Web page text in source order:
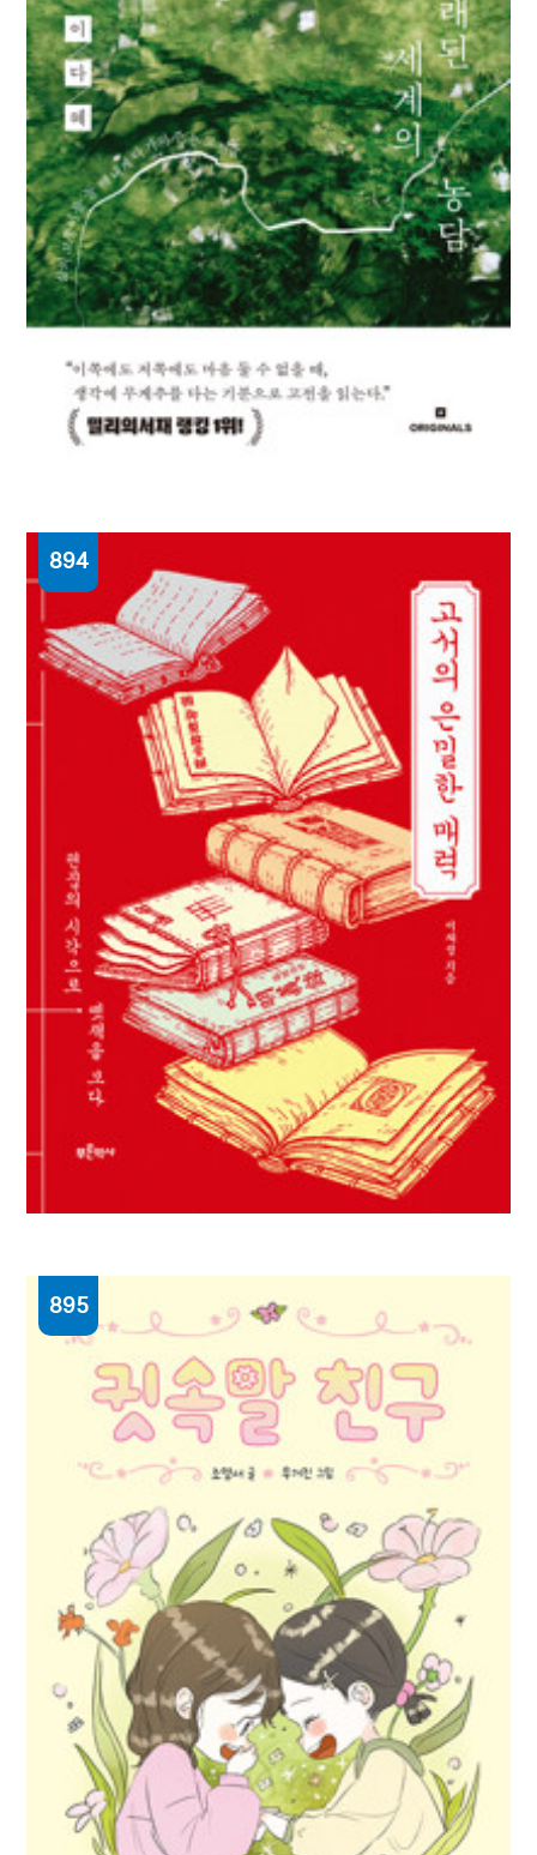
오래된 세계의 농담 : 삶의 모퉁이를 돌 때 내게
다가와주는 고전들
이다혜 지음
894
고서의 은밀한 매력 : 편집의 시각으로 옛책을
보다
이재정 지음
895